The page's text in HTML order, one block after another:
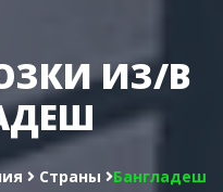
ИЗ/В
Cтраны Бангладеш